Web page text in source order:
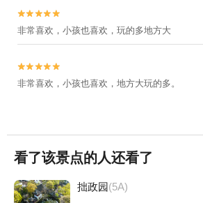


非常喜欢，小孩也喜欢，玩的多地方大


非常喜欢，小孩也喜欢，地方大玩的多。
看了该景点的人还看了
拙政园(5A)